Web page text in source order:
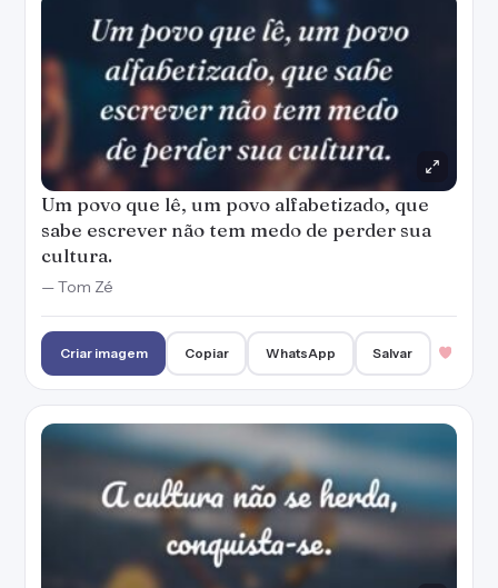
Um povo que lê, um povo alfabetizado, que
sabe escrever não tem medo de perder sua
cultura.
— Tom Zé
Criar imagem Copiar WhatsApp Salvar